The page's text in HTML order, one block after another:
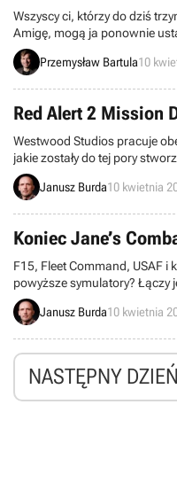
Wszyscy ci, którzy do dziś
Amigę, mogą ja ponownie
Wszystko to za sprawą firmy
rynek demo Shogo: Mobile
Przemysław Bartula10
Red Alert 2 Mission
Westwood Studios pracuje
jakie zostały do tej pory
swojej gry Red Alert 2. Nie
całkiem pokaźna dawka
Janusz Burda10 kwietnia
Koniec Jane’s
F15, Fleet Command, USAF i kilka
powyższe symulatory? Łączy
specjalnych, dedykowanych
dniem 30 kwietnia możliwość
Janusz Burda10 kwietnia
NASTĘPNY DZIEŃ